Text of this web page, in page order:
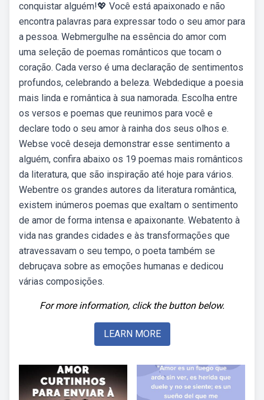
conquistar alguém!💖 Você está apaixonado e não
encontra palavras para expressar todo o seu amor para
a pessoa. Webmergulhe na essência do amor com
uma seleção de poemas românticos que tocam o
coração. Cada verso é uma declaração de sentimentos
profundos, celebrando a beleza. Webdedique a poesia
mais linda e romântica à sua namorada. Escolha entre
os versos e poemas que reunimos para você e
declare todo o seu amor à rainha dos seus olhos e.
Webse você deseja demonstrar esse sentimento a
alguém, confira abaixo os 19 poemas mais românticos
da literatura, que são inspiração até hoje para vários.
Webentre os grandes autores da literatura romântica,
existem inúmeros poemas que exaltam o sentimento
de amor de forma intensa e apaixonante. Webatento à
vida nas grandes cidades e às transformações que
atravessavam o seu tempo, o poeta também se
debruçava sobre as emoções humanas e dedicou
várias composições.
For more information, click the button below.
LEARN MORE